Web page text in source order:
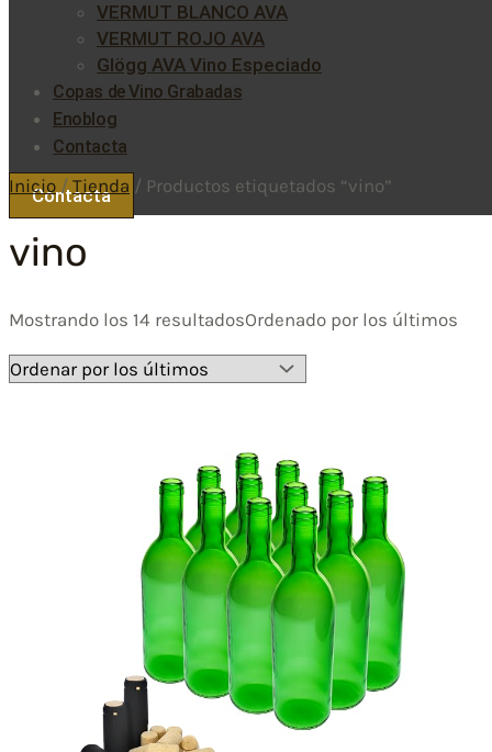
VERMUT BLANCO AVA
VERMUT ROJO AVA
Glögg AVA Vino Especiado
Copas de Vino Grabadas
Enoblog
Contacta
Contacta
Inicio /Tienda / Productos etiquetados “vino”
vino
Mostrando los 14 resultadosOrdenado por los últimos